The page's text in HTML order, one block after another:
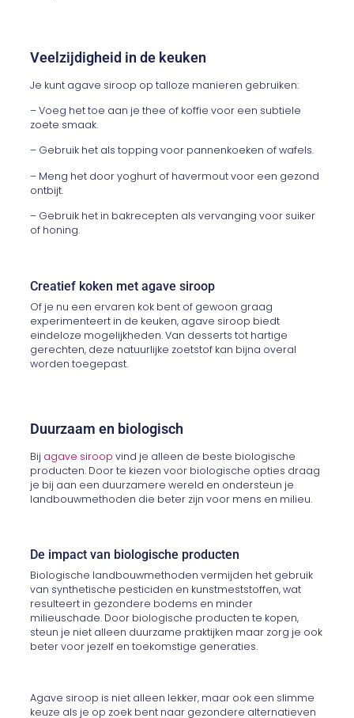
Veelzijdigheid in de keuken
Je kunt agave siroop op talloze manieren gebruiken:
– Voeg het toe aan je thee of koffie voor een subtiele
zoete smaak.
– Gebruik het als topping voor pannenkoeken of wafels.
– Meng het door yoghurt of havermout voor een gezond
ontbijt.
– Gebruik het in bakrecepten als vervanging voor suiker
of honing.
Creatief koken met agave siroop
Of je nu een ervaren kok bent of gewoon graag
experimenteert in de keuken, agave siroop biedt
eindeloze mogelijkheden. Van desserts tot hartige
gerechten, deze natuurlijke zoetstof kan bijna overal
worden toegepast.
Duurzaam en biologisch
Bij agave siroop vind je alleen de beste biologische
producten. Door te kiezen voor biologische opties draag
je bij aan een duurzamere wereld en ondersteun je
landbouwmethoden die beter zijn voor mens en milieu.
De impact van biologische producten
Biologische landbouwmethoden vermijden het gebruik
van synthetische pesticiden en kunstmeststoffen, wat
resulteert in gezondere bodems en minder
milieuschade. Door biologische producten te kopen,
steun je niet alleen duurzame praktijken maar zorg je ook
beter voor jezelf en toekomstige generaties.
Agave siroop is niet alleen lekker, maar ook een slimme
keuze als je op zoek bent naar gezondere alternatieven